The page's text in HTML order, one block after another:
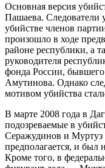
Основная версия
Пашаева. Следователи
убийстве членов
произошло в ходе
районе республики, а
руководителя
фонда России,
Амутинова. Однако
мотивом убийства
В марте 2008 года в
подозреваемые в
Серажудинов и
предполагается, и был
Кроме того, в